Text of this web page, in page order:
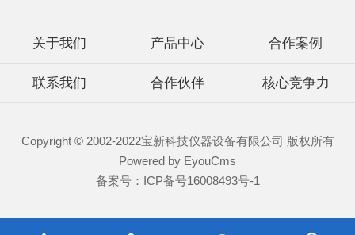
关于我们 产品中心 合作案例
联系我们 合作伙伴 核心竞争力
Copyright © 2002-2022宝新科技仪器设备有限公司 版权所有
Powered by EyouCms
备案号： ICP备号16008493号-1